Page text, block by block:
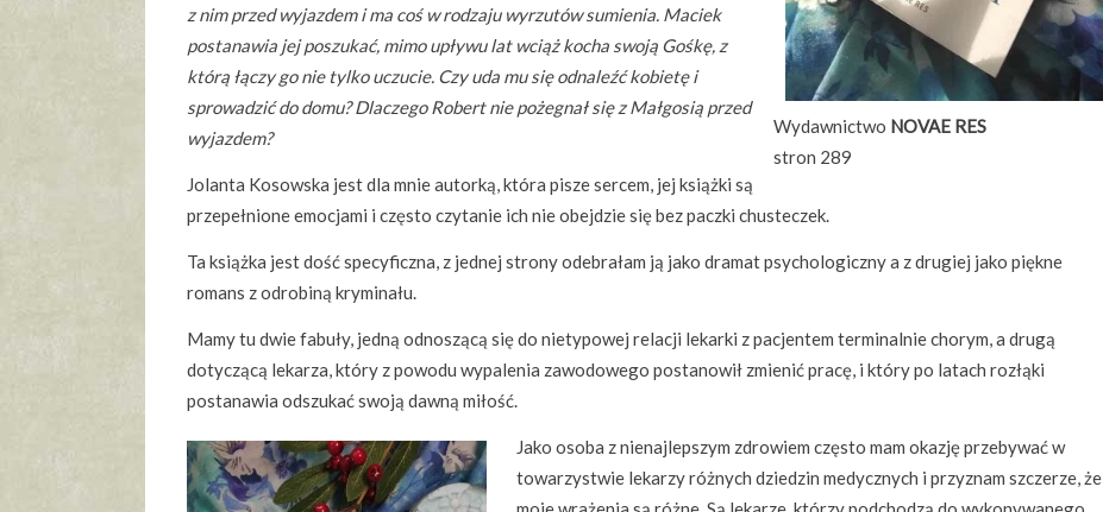
Wydawnictwo NOVAE RES
stron 289
z nim przed wyjazdem i ma coś w rodzaju wyrzutów sumienia. Maciek
postanawia jej poszukać, mimo upływu lat wciąż kocha swoją Gośkę, z
którą łączy go nie tylko uczucie. Czy uda mu się odnaleźć kobietę i
sprowadzić do domu? Dlaczego Robert nie pożegnał się z Małgosią przed
wyjazdem?
Jolanta Kosowska jest dla mnie autorką, która pisze sercem, jej książki są
przepełnione emocjami i często czytanie ich nie obejdzie się bez paczki chusteczek.
Ta książka jest dość specyficzna, z jednej strony odebrałam ją jako dramat psychologiczny a z drugiej jako piękne
romans z odrobiną kryminału.
Mamy tu dwie fabuły, jedną odnoszącą się do nietypowej relacji lekarki z pacjentem terminalnie chorym, a drugą
dotyczącą lekarza, który z powodu wypalenia zawodowego postanowił zmienić pracę, i który po latach rozłąki
postanawia odszukać swoją dawną miłość.
Jako osoba z nienajlepszym zdrowiem często mam okazję przebywać w
towarzystwie lekarzy różnych dziedzin medycznych i przyznam szczerze, że